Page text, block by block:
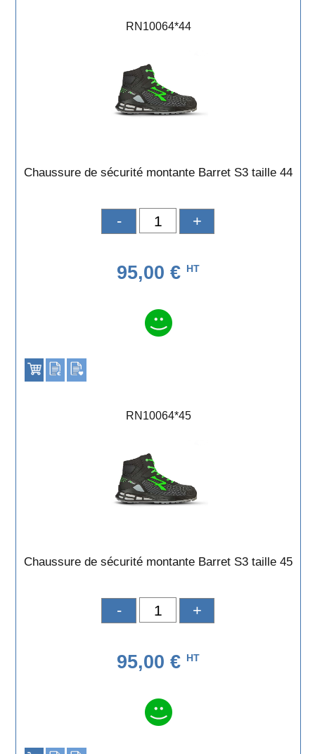
RN10064*44
Chaussure de sécurité montante Barret S3 taille 44
- +
95,00 € HT
RN10064*45
Chaussure de sécurité montante Barret S3 taille 45
- +
95,00 € HT